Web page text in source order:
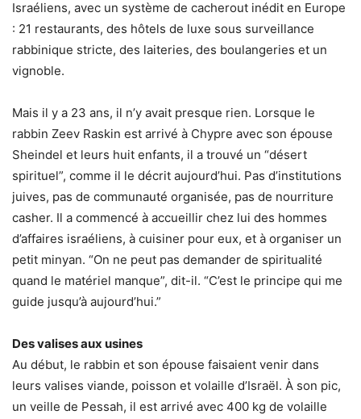
Israéliens, avec un système de cacherout inédit en Europe
: 21 restaurants, des hôtels de luxe sous surveillance
rabbinique stricte, des laiteries, des boulangeries et un
vignoble.
Mais il y a 23 ans, il n’y avait presque rien. Lorsque le
rabbin Zeev Raskin est arrivé à Chypre avec son épouse
Sheindel et leurs huit enfants, il a trouvé un “désert
spirituel”, comme il le décrit aujourd’hui. Pas d’institutions
juives, pas de communauté organisée, pas de nourriture
casher. Il a commencé à accueillir chez lui des hommes
d’affaires israéliens, à cuisiner pour eux, et à organiser un
petit minyan. “On ne peut pas demander de spiritualité
quand le matériel manque”, dit-il. “C’est le principe qui me
guide jusqu’à aujourd’hui.”
Des valises aux usines
Au début, le rabbin et son épouse faisaient venir dans
leurs valises viande, poisson et volaille d’Israël. À son pic,
un veille de Pessah, il est arrivé avec 400 kg de volaille